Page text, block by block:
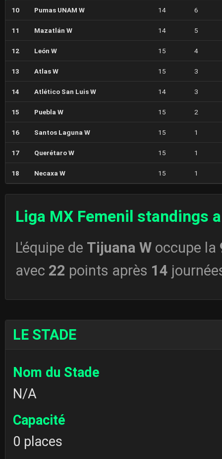
10 Pumas UNAM W 14 6
11 Mazatlán W 14 5
12 León W 15 4
13 Atlas W 15 3
14 Atlético San Luis W 14 3
15 Puebla W 15 2
16 Santos Laguna W 15 1
17 Querétaro W 15 1
18 Necaxa W 15 1
Liga MX Femenil standings
L'équipe de Tijuana W occupe la
avec 22 points après 14
LE STADE
Nom du Stade
N/A
Capacité
0 places